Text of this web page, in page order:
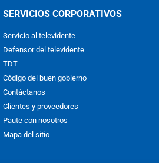
SERVICIOS CORPORATIVOS
Servicio al televidente
Defensor del televidente
TDT
Código del buen gobierno
Contáctanos
Clientes y proveedores
Paute con nosotros
Mapa del sitio